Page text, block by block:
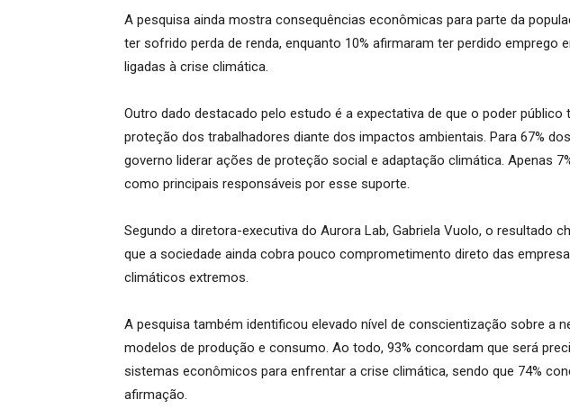
A pesquisa ainda mostra consequências econômicas para parte da
ter sofrido perda de renda, enquanto 10% afirmaram ter perdido emprego
ligadas à crise climática.
Outro dado destacado pelo estudo é a expectativa de que o poder público
proteção dos trabalhadores diante dos impactos ambientais. Para 67%
governo liderar ações de proteção social e adaptação climática. Apenas
como principais responsáveis por esse suporte.
Segundo a diretora-executiva do Aurora Lab, Gabriela Vuolo, o resultado
que a sociedade ainda cobra pouco comprometimento direto das
climáticos extremos.
A pesquisa também identificou elevado nível de conscientização sobre a
modelos de produção e consumo. Ao todo, 93% concordam que será
sistemas econômicos para enfrentar a crise climática, sendo que 74%
afirmação.